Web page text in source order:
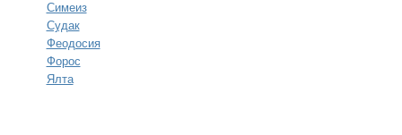
Симеиз
Судак
Феодосия
Форос
Ялта